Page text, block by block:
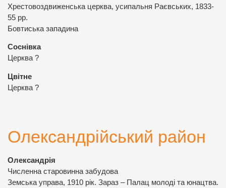
Хрестовоздвиженська церква, усипальня Раєвських, 1833-
55 рр.
Бовтиська западина
Соснівка
Церква ?
Цвітне
Церква ?
Олександрійський район
Олександрія
Численна старовинна забудова
Земська управа, 1910 рік. Зараз – Палац молоді та юнацтва.